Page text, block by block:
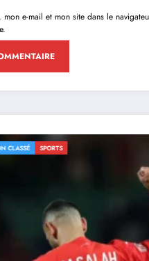
mon e-mail et mon site dans le
SPORTS